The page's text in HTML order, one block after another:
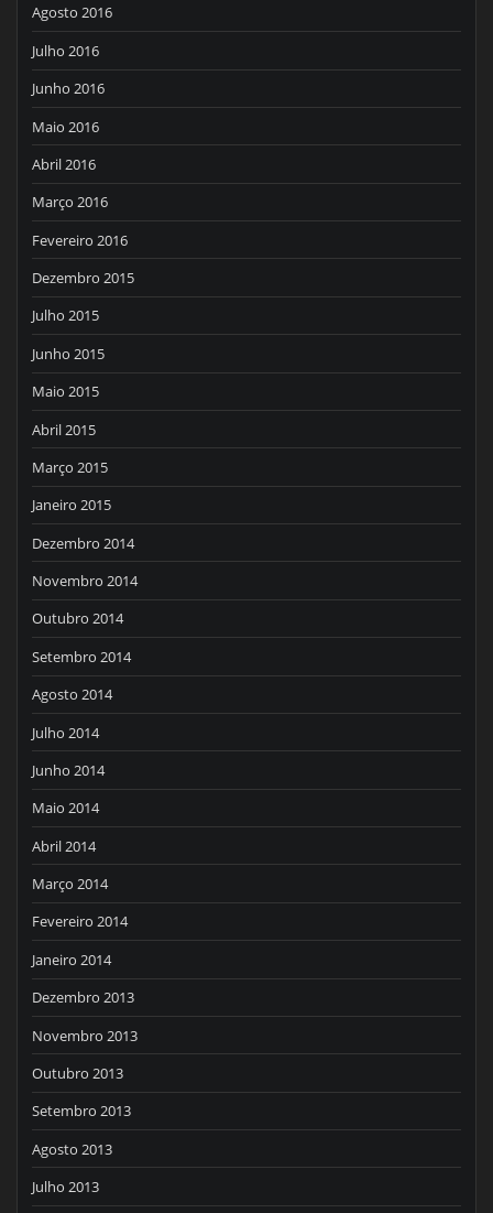
Agosto 2016
Julho 2016
Junho 2016
Maio 2016
Abril 2016
Março 2016
Fevereiro 2016
Dezembro 2015
Julho 2015
Junho 2015
Maio 2015
Abril 2015
Março 2015
Janeiro 2015
Dezembro 2014
Novembro 2014
Outubro 2014
Setembro 2014
Agosto 2014
Julho 2014
Junho 2014
Maio 2014
Abril 2014
Março 2014
Fevereiro 2014
Janeiro 2014
Dezembro 2013
Novembro 2013
Outubro 2013
Setembro 2013
Agosto 2013
Julho 2013